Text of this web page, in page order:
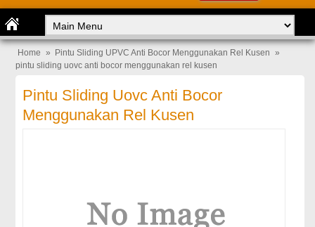
Home » Pintu Sliding UPVC Anti Bocor Menggunakan Rel Kusen »
pintu sliding uovc anti bocor menggunakan rel kusen
Pintu Sliding Uovc Anti Bocor
Menggunakan Rel Kusen